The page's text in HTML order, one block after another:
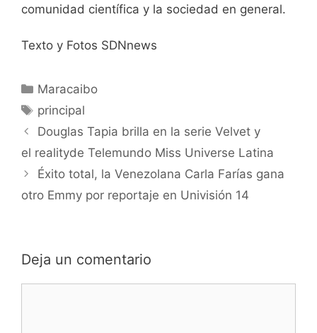
comunidad científica y la sociedad en general.
Texto y Fotos SDNnews
Maracaibo
principal
Douglas Tapia brilla en la serie Velvet y
el realityde Telemundo Miss Universe Latina
Éxito total, la Venezolana Carla Farías gana
otro Emmy por reportaje en Univisión 14
Deja un comentario